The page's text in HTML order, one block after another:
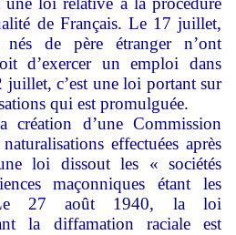
de Français. Le 17 juillet,
nés de père étranger n’ont
d’exercer un emploi dans
c’est une loi portant sur
qui est promulguée.
d’une Commission
effectuées après
loi dissout les « sociétés
maçonniques étant les
Le 27 août 1940, la loi
la diffamation raciale est